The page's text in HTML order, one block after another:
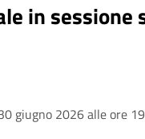
in
giugno 2026 alle ore